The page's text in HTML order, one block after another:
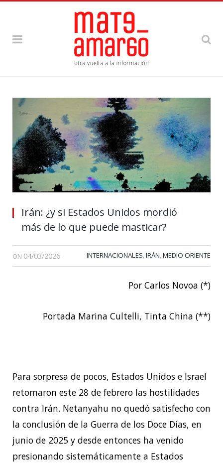
Irán: ¿y si Estados Unidos mordió
más de lo que puede masticar?
ON 04/03/2026 INTERNACIONALES, IRÁN, MEDIO ORIENTE
Por Carlos Novoa (*)
Portada Marina Cultelli, Tinta China (**)
Para sorpresa de pocos, Estados Unidos e Israel
retomaron este 28 de febrero las hostilidades
contra Irán. Netanyahu no quedó satisfecho con
la conclusión de la Guerra de los Doce Días, en
junio de 2025 y desde entonces ha venido
presionando sistemáticamente a Estados